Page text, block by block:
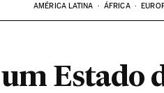
AMÉRICA LATINA ÁFRICA
Estado